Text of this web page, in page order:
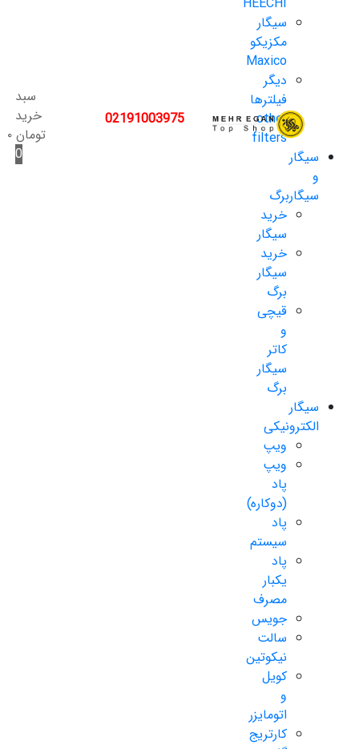
سیگار
مکزیکو
Maxico
دیگر
فیلترها
other
filters
سیگار
و
سیگاربرگ
خرید
سیگار
خرید
سیگار
برگ
قیچی
و
کاتر
سیگار
برگ
سیگار
الکترونیکی
ویپ
ویپ
پاد
(دوکاره)
پاد
سیستم
پاد
یکبار
مصرف
جویس
سالت
نیکوتین
کویل
و
اتومایزر
کارتریج
02191003975
سبد
خرید
تومان۰
0